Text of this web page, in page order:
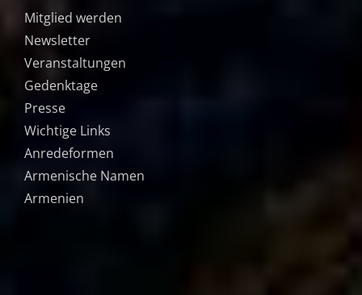
Mitglied werden
Newsletter
Veranstaltungen
Gedenktage
Presse
Wichtige Links
Anredeformen
Armenische Namen
Armenien